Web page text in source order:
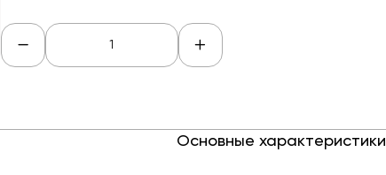
Основные характеристики